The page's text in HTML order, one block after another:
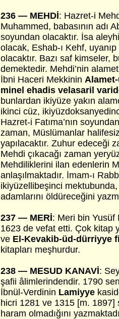
236 — MEHDİ: Hazret-i
Muhammed, babasının adı
soyundan olacaktır. İsa
olacak, Eshab-ı Kehf,
olacaktır. Bazı saf kimseler,
demektedir. Mehdi’nin
İbni Haceri Mekkinin
minel ehadis velasaril
bunlardan ikiyüze yakın
ikinci cüz,
Hazret-i Fatıma’nın
zaman, Müslümanlar
yapılacaktır. Zuhur edeceği
Mehdi çıkacağı zaman
Mehdiliklerini ilan edenlerin
anlaşılmaktadır. İmam-ı
ikiyüzellibeşinci mektubunda,
adamlarını öldüreceğini
237 — MERİ: Meri bin Yusüf
1623 de vefat etti. Çok kitap
ve El-Kevakib-üd-dürriyye
kitapları meşhurdur.
238 — MESUD KANAVİ:
şafii âlimlerindendir. 1790
İbnül-Verdinin Lamiyye
hicri 1281 ve 1315 [m. 1897]
haram olmadığını